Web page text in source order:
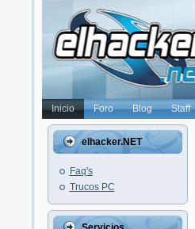
Inicio Foro Blog Staff
elhacker.NET
Faq's
Trucos PC